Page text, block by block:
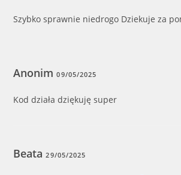
Szybko sprawnie niedrogo Dziekuje za
Anonim09/05/2025
Kod działa dziękuję super
Beata 29/05/2025